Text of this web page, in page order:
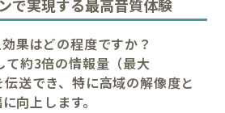
で実現する最高音質体験
果はどの程度ですか？
約3倍の情報量（最大
送でき、特に高域の解像度と
向上します。